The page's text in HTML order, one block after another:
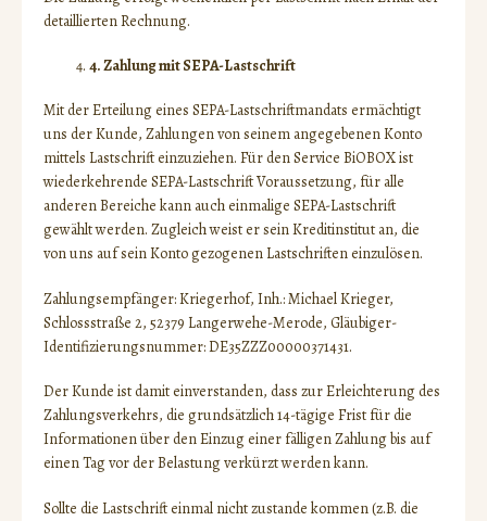
detaillierten Rechnung.
4. Zahlung mit SEPA-Lastschrift
Mit der Erteilung eines SEPA-Lastschriftmandats ermächtigt
uns der Kunde, Zahlungen von seinem angegebenen Konto
mittels Lastschrift einzuziehen. Für den Service BiOBOX ist
wiederkehrende SEPA-Lastschrift Voraussetzung, für alle
anderen Bereiche kann auch einmalige SEPA-Lastschrift
gewählt werden. Zugleich weist er sein Kreditinstitut an, die
von uns auf sein Konto gezogenen Lastschriften einzulösen.
Zahlungsempfänger: Kriegerhof, Inh.: Michael Krieger,
Schlossstraße 2, 52379 Langerwehe-Merode, Gläubiger-
Identifizierungsnummer: DE35ZZZ00000371431.
Der Kunde ist damit einverstanden, dass zur Erleichterung des
Zahlungsverkehrs, die grundsätzlich 14-tägige Frist für die
Informationen über den Einzug einer fälligen Zahlung bis auf
einen Tag vor der Belastung verkürzt werden kann.
Sollte die Lastschrift einmal nicht zustande kommen (z.B. die